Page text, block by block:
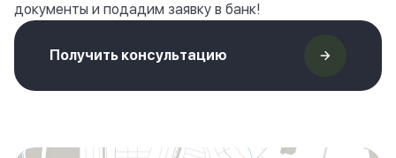
документы и подадим заявку в банк!
Получить консультацию